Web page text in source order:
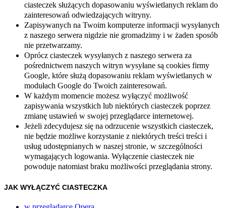
ciasteczek służących dopasowaniu wyświetlanych reklam do
zainteresowań odwiedzających witryny.
Zapisywanych na Twoim komputerze informacji wysyłanych
z naszego serwera nigdzie nie gromadzimy i w żaden sposób
nie przetwarzamy.
Oprócz ciasteczek wysyłanych z naszego serwera za
pośrednictwem naszych witryn wysyłane są cookies firmy
Google, które służą dopasowaniu reklam wyświetlanych w
modułach Google do Twoich zainteresowań.
W każdym momencie możesz wyłączyć możliwość
zapisywania wszystkich lub niektórych ciasteczek poprzez
zmianę ustawień w swojej przeglądarce internetowej.
Jeżeli zdecydujesz się na odrzucenie wszystkich ciasteczek,
nie będzie możliwe korzystanie z niektórych treści treści i
usług udostępnianych w naszej stronie, w szczególności
wymagających logowania. Wyłączenie ciasteczek nie
powoduje natomiast braku możliwości przeglądania strony.
JAK WYŁĄCZYĆ CIASTECZKA